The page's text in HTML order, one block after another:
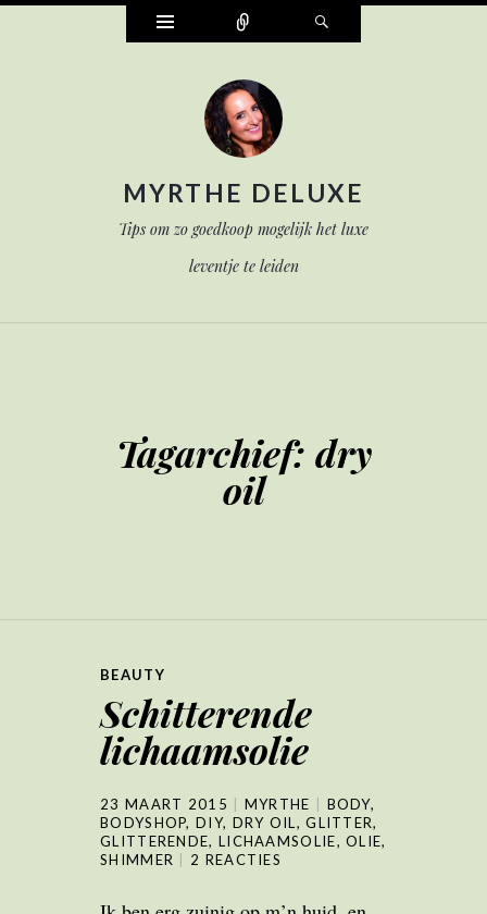
Widgets Verbind
MYRTHE DELUXE
Tips om zo goedkoop mogelijk het luxe
leventje te leiden
Tagarchief: dry
oil
BEAUTY
Schitterende
lichaamsolie
23 MAART 2015 MYRTHE BODY,
BODYSHOP,DIY, DRY OIL,GLITTER,
GLITTERENDE, LICHAAMSOLIE,OLIE,
SHIMMER
2 REACTIES